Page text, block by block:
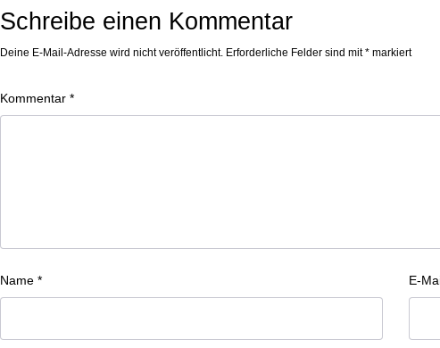
Schreibe einen Kommentar
Deine E-Mail-Adresse wird nicht veröffentlicht. Erforderliche Felder sind mit* markiert
Kommentar *
Name * E-